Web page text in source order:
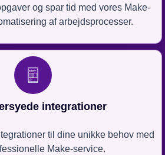
og spar tid med vores Make-
af arbejdsprocesser.
integrationer
til dine unikke behov med
Make-service.